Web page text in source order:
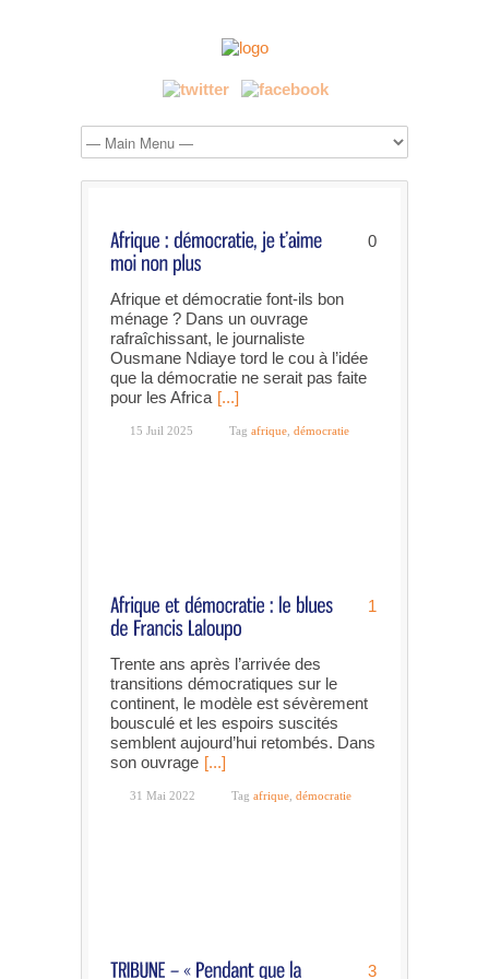
0
Afrique et démocratie font-ils bon
ménage ? Dans un ouvrage
rafraîchissant, le journaliste
Ousmane Ndiaye tord le cou à l’idée
que la démocratie ne serait pas faite
pour les Africa [...]
15 Juil 2025 Tag afrique démocratie
1
Trente ans après l’arrivée des
transitions démocratiques sur le
continent, le modèle est sévèrement
bousculé et les espoirs suscités
semblent aujourd’hui retombés. Dans
son ouvrage [...]
31 Mai 2022 Tag afrique démocratie
3